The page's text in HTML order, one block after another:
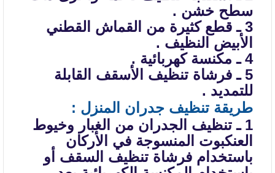
سطح خشن .
3 ـ قطع كثيرة من القماش القطني
الأبيض النظيف .
4 ـ مكنسة كهربائية .
5 ـ فرشاة تنظيف الأسقف القابلة
للتمديد .
طريقة تنظيف جدران المنزل :
1 ـ تنظيف الجدران من الغبار وخيوط
العنكبوت المنسوجة في الأركان
باستخدام فرشاة تنظيف السقف أو